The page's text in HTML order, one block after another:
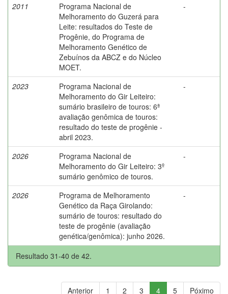
2011
Programa Nacional de
Melhoramento do Guzerá para
Leite: resultados do Teste de
Progênie, do Programa de
Melhoramento Genético de
Zebuínos da ABCZ e do Núcleo
MOET.
-
2023
Programa Nacional de
Melhoramento do Gir Leiteiro:
sumário brasileiro de touros: 6ª
avaliação genômica de touros:
resultado do teste de progênie -
abril 2023.
-
2026
Programa Nacional de
Melhoramento do Gir Leiteiro: 3º
sumário genômico de touros.
-
2026
Programa de Melhoramento
Genético da Raça Girolando:
sumário de touros: resultado do
teste de progênie (avaliação
genética/genômica): junho 2026.
-
Resultado 31-40 de 42.
Anterior 1 2 3 4 5 Póximo